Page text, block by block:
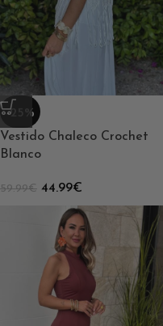
-25%
Vestido Chaleco Crochet
Blanco
59.99€ 44.99€